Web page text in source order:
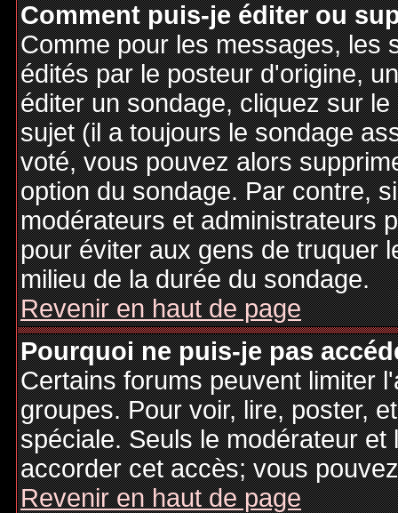
Comment puis-je éditer ou
Comme pour les messages, les
édités par le posteur d'origine,
éditer un sondage, cliquez sur
sujet (il a toujours le sondage
voté, vous pouvez alors
option du sondage. Par contre,
modérateurs et administrateurs
pour éviter aux gens de truquer
milieu de la durée du sondage.
Revenir en haut de page
Pourquoi ne puis-je pas
Certains forums peuvent limiter
groupes. Pour voir, lire, poster,
spéciale. Seuls le modérateur
accorder cet accès; vous
Revenir en haut de page